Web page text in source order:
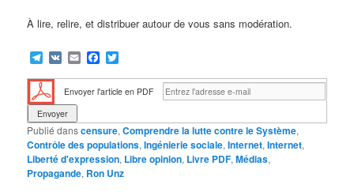
À lire, relire, et distribuer autour de vous sans modération.
Telegram
VK EmailFacebook
Envoyer l'article en PDF
Publié danscensure,Comprendre la lutte contre le Système,
Contrôle des populations,Ingénierie sociale,Internet,Internet,
Liberté d'expression, Libre opinion, Livre PDF,Médias,
Propagande, Ron Unz